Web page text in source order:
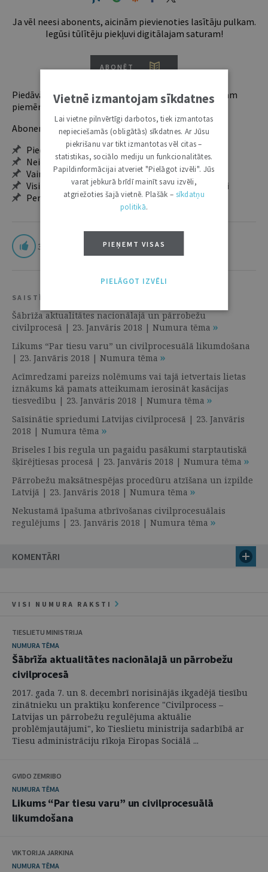
Ja vēl neesi abonents, aicinām pievienoties lasītāju pulkam.
Iegūsi tūlītēju piekļuvi digitālajam saturam!
ABONĒT
Piedāvājam trīs abonementu veidus. Vienam lietotājam
piemērotākais ir "Mazais" (3, 6 un 12 mēnešiem).
Abonentu ieguvumi:
Pieeja jaunākajam izdevumam
Neierobežota pieeja arhīvam – 24 h/7 d.
Vairāk nekā 18 000 rakstu un 2000 autoru
Visi tematiskie numuri un ikgadējie grāmatžurnāli
Personalizētās iespējas – piezīmes, citāti, mapes
3
SAISTĪTIE RESURSI
Šābrīža aktualitātes nacionālajā un pārrobežu
civilprocesā | 23. Janvāris 2018 | Numura tēma
Likums “Par tiesu varu” un civilprocesuālā likumdošana
| 23. Janvāris 2018 | Numura tēma
Acīmredzami pareizs nolēmums vai tajā ietvertais lietas
iznākums kā pamats atteikumam ierosināt kasācijas
tiesvedību | 23. Janvāris 2018 | Numura tēma
Saīsinātie spriedumi Latvijas civilprocesā | 23. Janvāris
2018 | Numura tēma
Briseles I bis regula un pagaidu pasākumi starptautiskā
šķīrējtiesas procesā | 23. Janvāris 2018 | Numura tēma
Pārrobežu maksātnespējas procedūru atzīšana un izpilde
Latvijā | 23. Janvāris 2018 | Numura tēma
Nekustamā īpašuma atbrīvošanas civilprocesuālais
regulējums | 23. Janvāris 2018 | Numura tēma
KOMENTĀRI
VISI NUMURA RAKSTI
TIESLIETU MINISTRIJA
NUMURA TĒMA
Šābrīža aktualitātes nacionālajā un pārrobežu
civilprocesā
2017. gada 7. un 8. decembrī norisinājās ikgadējā tiesību
zinātnieku un praktiķu konference "Civilprocess –
Latvijas un pārrobežu regulējuma aktuālie
problēmjautājumi", ko Tieslietu ministrija sadarbībā ar
Tiesu administrāciju rīkoja Eiropas Sociālā ...
GVIDO ZEMRIBO
NUMURA TĒMA
Likums “Par tiesu varu” un civilprocesuālā
likumdošana
VIKTORIJA JARKINA
NUMURA TĒMA
Vietnē izmantojam sīkdatnes
Lai vietne pilnvērtīgi darbotos, tiek izmantotas
nepieciešamās (obligātās) sīkdatnes. Ar Jūsu
piekrišanu var tikt izmantotas vēl citas –
statistikas, sociālo mediju un funkcionalitātes.
Papildinformācijai atveriet "Pielāgot izvēli". Jūs
varat jebkurā brīdī mainīt savu izvēli,
atgriežoties šajā vietnē. Plašāk – sīkdatņu
politikā.
PIEŅEMT VISAS
PIELĀGOT IZVĒLI